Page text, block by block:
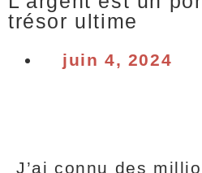
trésor ultime
juin 4, 2024
J’ai connu des